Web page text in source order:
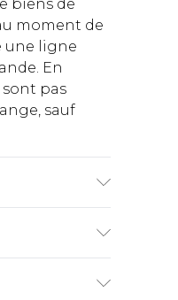
biens de
moment de
une ligne
En
sont pas
sauf
€2.99